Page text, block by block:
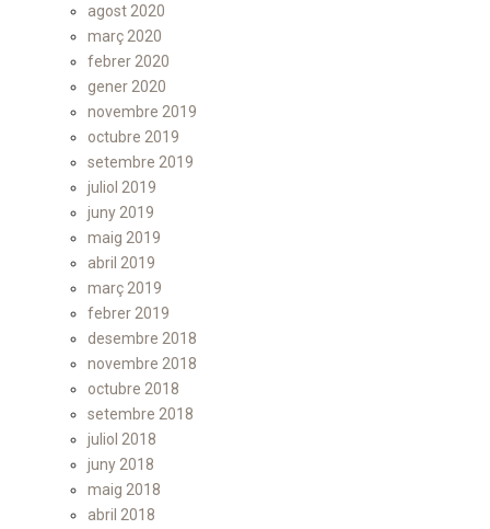
agost 2020
març 2020
febrer 2020
gener 2020
novembre 2019
octubre 2019
setembre 2019
juliol 2019
juny 2019
maig 2019
abril 2019
març 2019
febrer 2019
desembre 2018
novembre 2018
octubre 2018
setembre 2018
juliol 2018
juny 2018
maig 2018
abril 2018